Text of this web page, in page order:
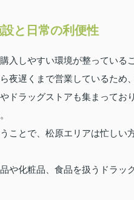
と日常の利便性
入しやすい環境が整っている
夜遅くまで営業しているため
ドラッグストアも集まってお
ことで、松原エリアは忙しい
や化粧品、食品を扱うドラッ